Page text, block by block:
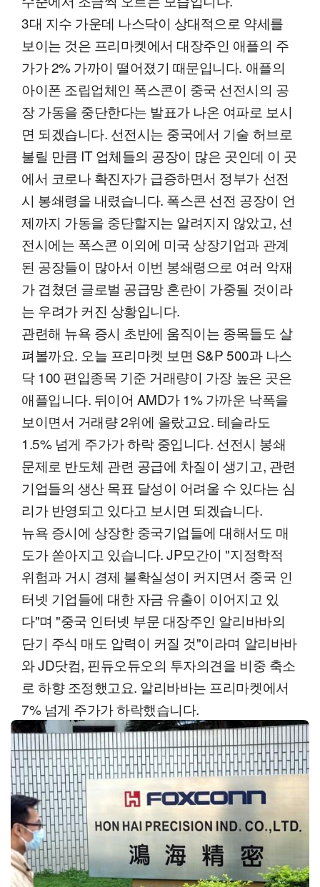
3대 지수 가운데 나스닥이 상대적으로 약세를
보이는 것은 프리마켓에서 대장주인 애플의 주
가가 2% 가까이 떨어졌기 때문입니다. 애플의
아이폰 조립업체인 폭스콘이 중국 선전시의 공
장 가동을 중단한다는 발표가 나온 여파로 보시
면 되겠습니다. 선전시는 중국에서 기술 허브로
불릴 만큼 IT 업체들의 공장이 많은 곳인데 이 곳
에서 코로나 확진자가 급증하면서 정부가 선전
시 봉쇄령을 내렸습니다. 폭스콘 선전 공장이 언
제까지 가동을 중단할지는 알려지지 않았고, 선
전시에는 폭스콘 이외에 미국 상장기업과 관계
된 공장들이 많아서 이번 봉쇄령으로 여러 악재
가 겹쳤던 글로벌 공급망 혼란이 가중될 것이라
는 우려가 커진 상황입니다.
관련해 뉴욕 증시 초반에 움직이는 종목들도 살
펴볼까요. 오늘 프리마켓 보면 S&P 500과 나스
닥 100 편입종목 기준 거래량이 가장 높은 곳은
애플입니다. 뒤이어 AMD가 1% 가까운 낙폭을
보이면서 거래량 2위에 올랐고요. 테슬라도
1.5% 넘게 주가가 하락 중입니다. 선전시 봉쇄
문제로 반도체 관련 공급에 차질이 생기고, 관련
기업들의 생산 목표 달성이 어려울 수 있다는 심
리가 반영되고 있다고 보시면 되겠습니다.
뉴욕 증시에 상장한 중국기업들에 대해서도 매
도가 쏟아지고 있습니다. JP모간이 "지정학적
위험과 거시 경제 불확실성이 커지면서 중국 인
터넷 기업들에 대한 자금 유출이 이어지고 있
다"며 "중국 인터넷 부문 대장주인 알리바바의
단기 주식 매도 압력이 커질 것"이라며 알리바바
와 JD닷컴, 핀듀오듀오의 투자의견을 비중 축소
로 하향 조정했고요. 알리바바는 프리마켓에서
7% 넘게 주가가 하락했습니다.